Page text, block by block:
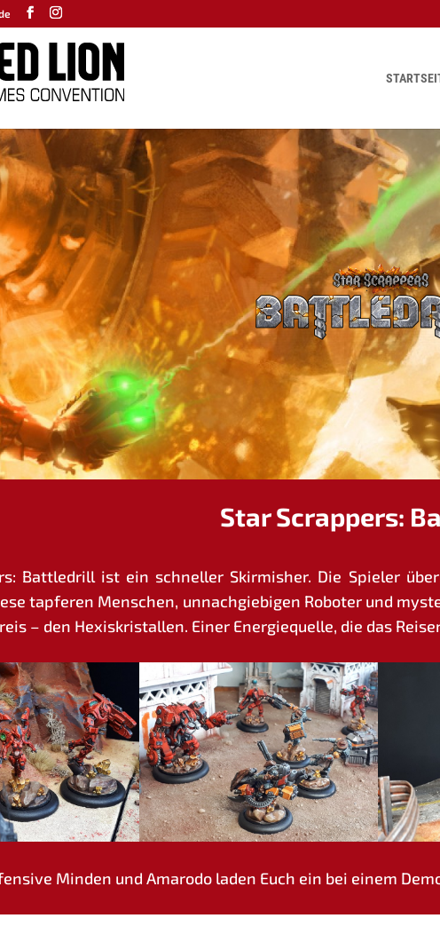
Star Scrappers:
Batt­ledrill ist ein schnel­ler Skir­mis­her. Die Spie­ler
tap­fe­ren Men­schen, unnach­gie­bi­gen Robo­ter und
– den Hexis­kris­tal­len. Einer Ener­gie­quel­le, die das
Min­den und Ama­ro­do laden Euch ein bei einem